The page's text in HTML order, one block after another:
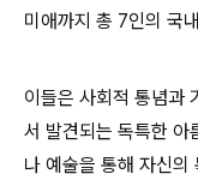
미애까지 총 7인의 국
이들은 사회적 통념과
서 발견되는 독특한 아
나 예술을 통해 자신의